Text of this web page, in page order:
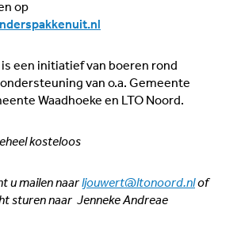
op
is een initiatief van boeren rond
van o.a. Gemeente
Waadhoeke en LTO Noord.
kosteloos
u mailen naarljouwert@ltonoord.nlof
sturen naar Jenneke Andreae